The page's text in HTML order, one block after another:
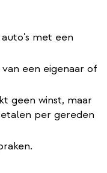
met een
een eigenaar of
geen winst, maar
per gereden